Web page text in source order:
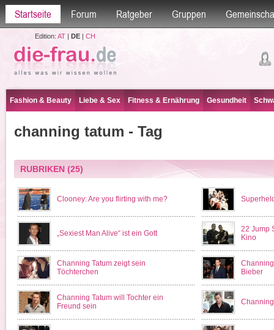
Startseite Forum Ratgeber Gruppen
Edition: AT| DE| CH
Fashion & Beauty Liebe & Sex Fitness & Ernährung Gesundheit
channing tatum - Tag
RUBRIKEN(25)
Clooney: Are you flirting with me?
„Sexiest Man Alive“ ist ein Gott
22 Jump
Kino
Channing Tatum zeigt sein
Töchterchen
Bieber
Channing Tatum will Tochter ein
Freund sein